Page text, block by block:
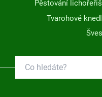
Pěstování
Tvarohové